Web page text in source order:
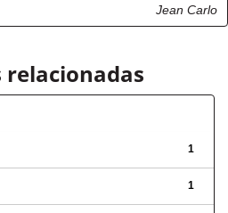
Jean Carlo
relacionadas
1
1